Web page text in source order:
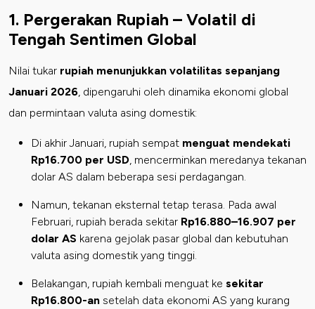
1. Pergerakan Rupiah – Volatil di
Tengah Sentimen Global
Nilai tukar rupiah menunjukkan volatilitas sepanjang
Januari 2026, dipengaruhi oleh dinamika ekonomi global
dan permintaan valuta asing domestik:
Di akhir Januari, rupiah sempat menguat mendekati
Rp16.700 per USD, mencerminkan meredanya tekanan
dolar AS dalam beberapa sesi perdagangan.
Namun, tekanan eksternal tetap terasa. Pada awal
Februari, rupiah berada sekitar Rp16.880–16.907 per
dolar AS karena gejolak pasar global dan kebutuhan
valuta asing domestik yang tinggi.
Belakangan, rupiah kembali menguat ke sekitar
Rp16.800-an setelah data ekonomi AS yang kurang